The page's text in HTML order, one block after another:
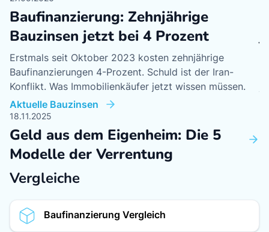
Baufinanzierung: Zehnjährige
Bauzinsen jetzt bei 4 Prozent
Erstmals seit Oktober 2023 kosten zehnjährige
Baufinanzierungen 4-Prozent. Schuld ist der Iran-
Konflikt. Was Immobilienkäufer jetzt wissen müssen.
Aktuelle Bauzinsen
18.11.2025
Geld aus dem Eigenheim: Die 5
Modelle der Verrentung
Vergleiche
Baufinanzierung Vergleich